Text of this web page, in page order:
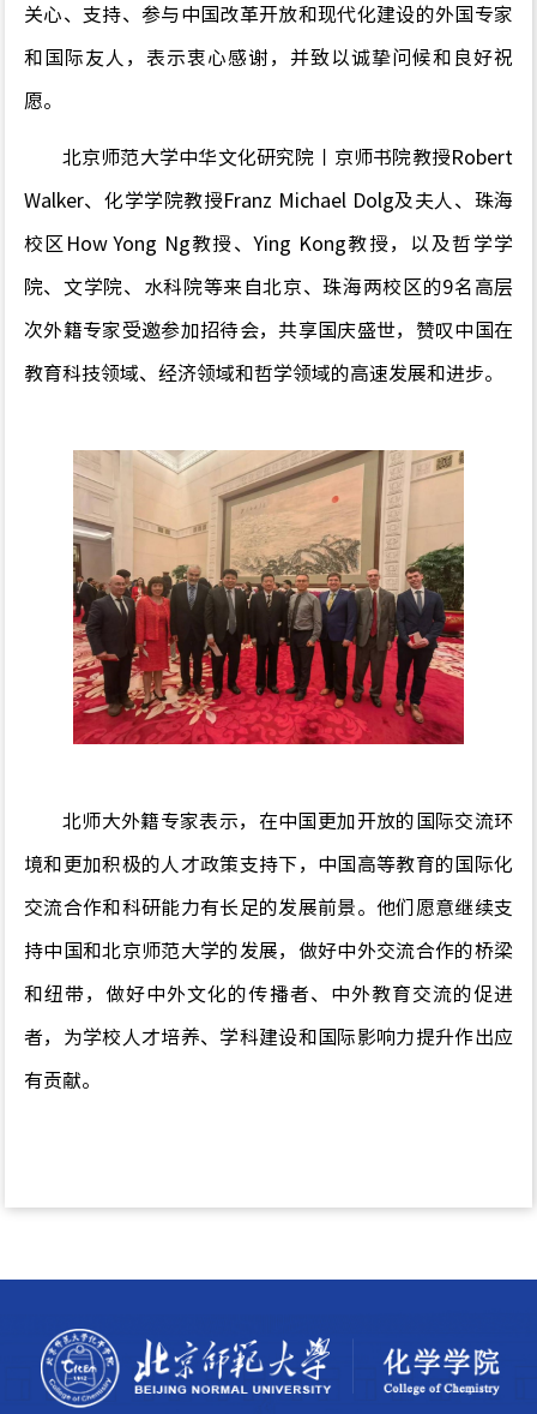
关心、支持、参与中国改革开放和现代化建设的外国专家
和国际友人，表示衷心感谢，并致以诚挚问候和良好祝
愿。
北京师范大学中华文化研究院丨京师书院教授Robert
Walker、化学学院教授Franz Michael Dolg及夫人、珠海
校区How Yong Ng教授、Ying Kong教授，以及哲学学
院、文学院、水科院等来自北京、珠海两校区的9名高层
次外籍专家受邀参加招待会，共享国庆盛世，赞叹中国在
教育科技领域、经济领域和哲学领域的高速发展和进步。
北师大外籍专家表示，在中国更加开放的国际交流环
境和更加积极的人才政策支持下，中国高等教育的国际化
交流合作和科研能力有长足的发展前景。他们愿意继续支
持中国和北京师范大学的发展，做好中外交流合作的桥梁
和纽带，做好中外文化的传播者、中外教育交流的促进
者，为学校人才培养、学科建设和国际影响力提升作出应
有贡献。